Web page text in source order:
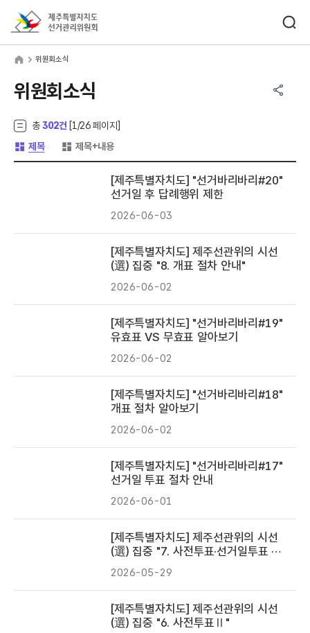
위원회소식
위원회소식
총302건 [1 /26 페이지]
제목 제목+내용
[제주특별자치도] "선거바리바리#20"
선거일 후 답례행위 제한
2026-06-03
[제주특별자치도] 제주선관위의 시선
(選) 집중 "8. 개표 절차 안내"
2026-06-02
[제주특별자치도] "선거바리바리#19"
유효표 VS 무효표 알아보기
2026-06-02
[제주특별자치도] "선거바리바리#18"
개표 절차 알아보기
2026-06-02
[제주특별자치도] "선거바리바리#17"
선거일 투표 절차 안내
2026-06-01
[제주특별자치도] 제주선관위의 시선
(選) 집중 "7. 사전투표·선거일투표 방
법 알아보기"
2026-05-29
[제주특별자치도] 제주선관위의 시선
(選) 집중 "6. 사전투표Ⅱ"